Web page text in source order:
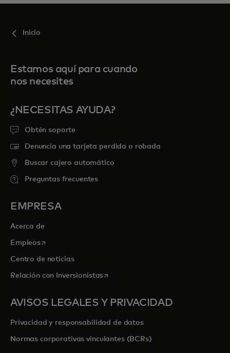
Inicio
Estamos aquí para cuando
nos necesites
¿NECESITAS AYUDA?
Obtén soporte
Denuncia una tarjeta perdida o robada
Buscar cajero automático
Preguntas frecuentes
EMPRESA
Acerca de
Empleosse abre en una pestaña nueva
Centro de noticias
Relación con Inversionistasse abre en una pestaña nueva
AVISOS LEGALES Y PRIVACIDAD
Privacidad y responsabilidad de datos
Normas corporativas vinculantes (BCRs)